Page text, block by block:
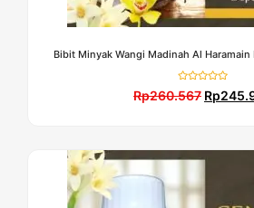
Bibit Minyak Wangi Madinah Al
0
Rp260.567 Rp